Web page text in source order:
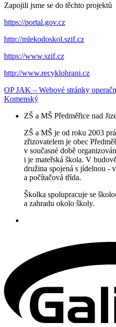
Zapojili jsme se do těchto projektů
https://portal.gov.cz
http://mlekodoskol.szif.cz
https://www.szif.cz
http://www.recyklohrani.cz
OP JAK – Webové stránky
Komenský
ZŠ a MŠ Předměřice nad
ZŠ a MŠ je od roku 2003
zřizovatelem je obec
v současné době
i je mateřská škola. V
družina spojená s jídelnou -
a počítačová třída.
Školka spolupracuje se
a zahradu okolo školy.